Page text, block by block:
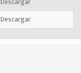
Descargar
Descargar